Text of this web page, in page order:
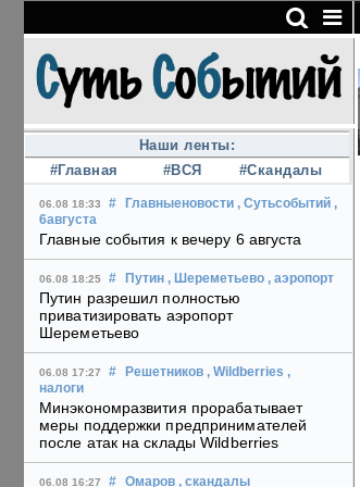
Наши ленты:
#Главная
#ВСЯ #Скандалы
06.08 18:33 # Главныеновости , Сутьсобытий ,
6августа
Главные события к вечеру 6 августа
06.08 18:25 # Путин , Шереметьево , аэропорт
Путин разрешил полностью
приватизировать аэропорт
Шереметьево
06.08 17:27 # Решетников , Wildberries ,
налоги
Минэкономразвития прорабатывает
меры поддержки предпринимателей
после атак на склады Wildberries
06.08 16:27 # Омаров , скандалы